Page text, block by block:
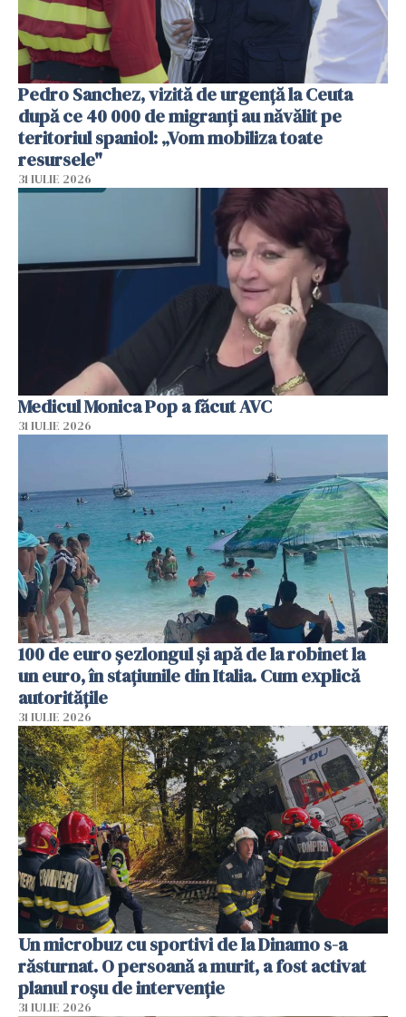
Pedro Sanchez, vizită de urgență la Ceuta
după ce 40 000 de migranți au năvălit pe
teritoriul spaniol: „Vom mobiliza toate
resursele"
31 IULIE 2026
Medicul Monica Pop a făcut AVC
31 IULIE 2026
100 de euro șezlongul și apă de la robinet la
un euro, în stațiunile din Italia. Cum explică
autoritățile
31 IULIE 2026
Un microbuz cu sportivi de la Dinamo s-a
răsturnat. O persoană a murit, a fost activat
planul roșu de intervenție
31 IULIE 2026